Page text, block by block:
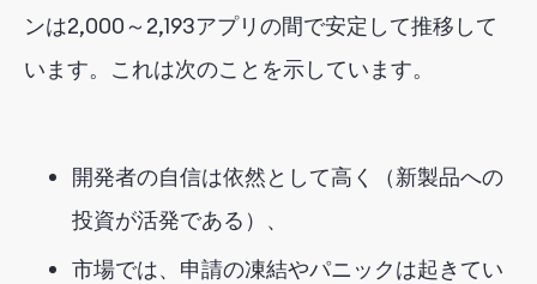
ンは2,000～2,193アプリの間で安定して推移して
います。これは次のことを示しています。
開発者の自信は依然として高く（新製品への
投資が活発である）、
市場では、申請の凍結やパニックは起きてい